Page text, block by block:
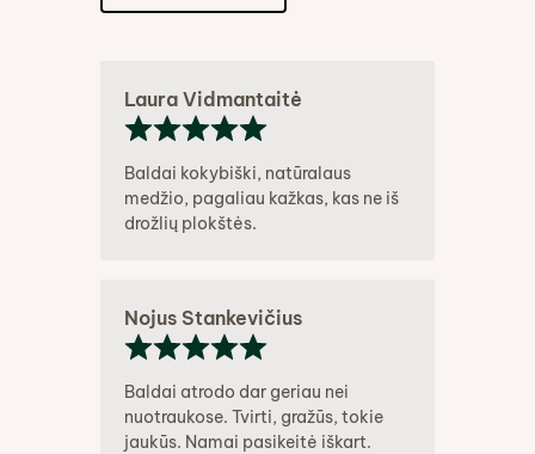
Laura Vidmantaitė
Baldai kokybiški, natūralaus
medžio, pagaliau kažkas, kas ne iš
drožlių plokštės.
Nojus Stankevičius
Baldai atrodo dar geriau nei
nuotraukose. Tvirti, gražūs, tokie
jaukūs. Namai pasikeitė iškart.